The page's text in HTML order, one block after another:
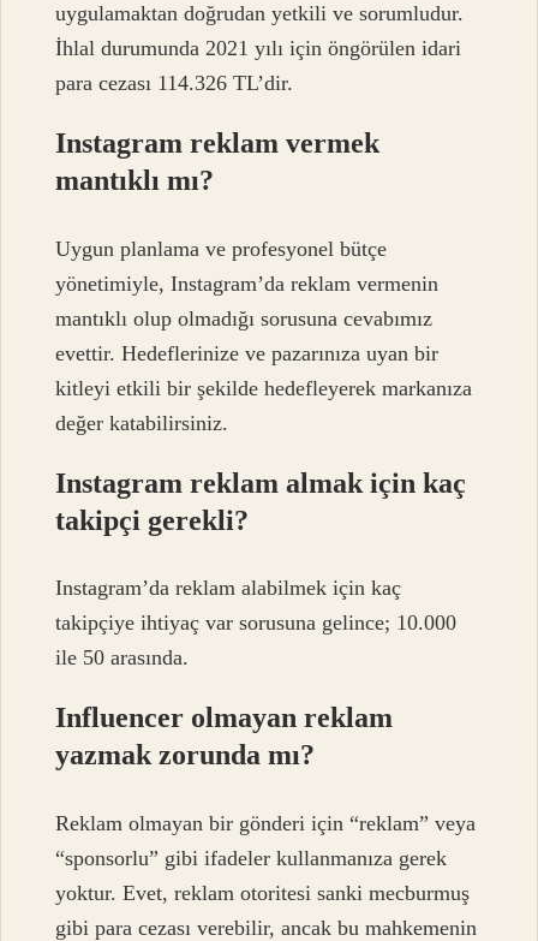
uygulamaktan doğrudan yetkili ve sorumludur.
İhlal durumunda 2021 yılı için öngörülen idari
para cezası 114.326 TL’dir.
Instagram reklam vermek
mantıklı mı?
Uygun planlama ve profesyonel bütçe
yönetimiyle, Instagram’da reklam vermenin
mantıklı olup olmadığı sorusuna cevabımız
evettir. Hedeflerinize ve pazarınıza uyan bir
kitleyi etkili bir şekilde hedefleyerek markanıza
değer katabilirsiniz.
Instagram reklam almak için kaç
takipçi gerekli?
Instagram’da reklam alabilmek için kaç
takipçiye ihtiyaç var sorusuna gelince; 10.000
ile 50 arasında.
Influencer olmayan reklam
yazmak zorunda mı?
Reklam olmayan bir gönderi için “reklam” veya
“sponsorlu” gibi ifadeler kullanmanıza gerek
yoktur. Evet, reklam otoritesi sanki mecburmuş
gibi para cezası verebilir, ancak bu mahkemenin